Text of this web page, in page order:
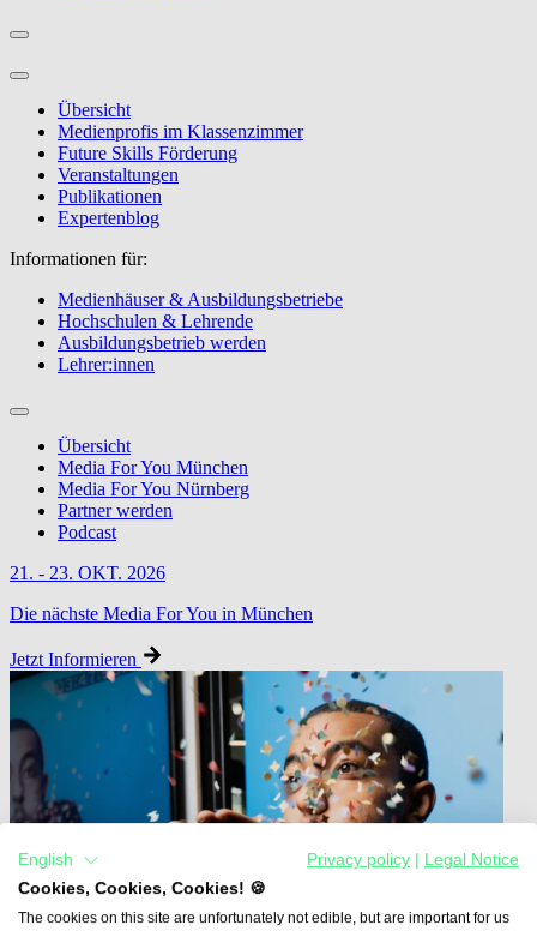
Übersicht
Medienprofis im Klassenzimmer
Future Skills Förderung
Veranstaltungen
Publikationen
Expertenblog
Informationen für:
Medienhäuser & Ausbildungsbetriebe
Hochschulen & Lehrende
Ausbildungsbetrieb werden
Lehrer:innen
Übersicht
Media For You München
Media For You Nürnberg
Partner werden
Podcast
21. - 23. OKT. 2026
Die nächste Media For You in München
Jetzt Informieren
English Privacy policy
Legal Notice
Cookies, Cookies, Cookies! 🍪
The cookies on this site are unfortunately not edible, but are important for us